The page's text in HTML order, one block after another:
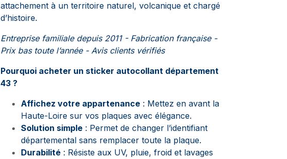
attachement à un territoire naturel, volcanique et chargé
d’histoire.
Entreprise familiale depuis 2011 - Fabrication française -
Prix bas toute l’année - Avis clients vérifiés
Pourquoi acheter un sticker autocollant département
43 ?
Affichez votre appartenance : Mettez en avant la
Haute-Loire sur vos plaques avec élégance.
Solution simple : Permet de changer l’identifiant
départemental sans remplacer toute la plaque.
Durabilité : Résiste aux UV, pluie, froid et lavages